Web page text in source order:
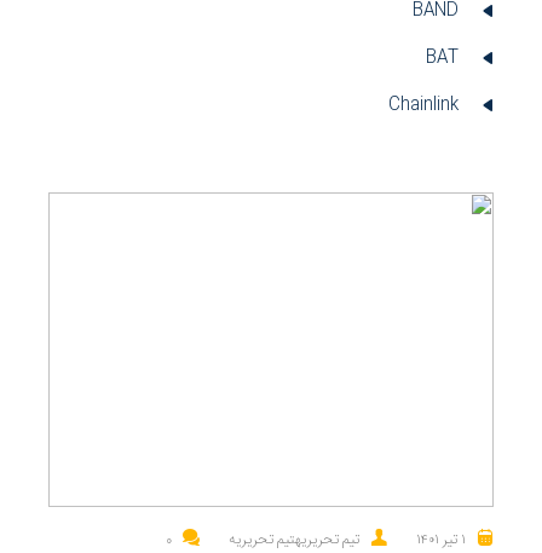
BAND
BAT
Chainlink
۱ تیر ۱۴۰۱ تیم تحریریهتیم تحریریه 0